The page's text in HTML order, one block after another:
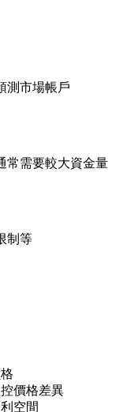
測市場帳戶
常需要較大資金量
制等
價格差異
空間